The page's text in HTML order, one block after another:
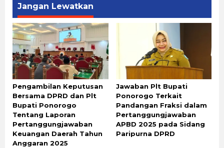
Jangan Lewatkan
Pengambilan Keputusan
Bersama DPRD dan Plt
Bupati Ponorogo
Tentang Laporan
Pertanggungjawaban
Keuangan Daerah Tahun
Anggaran 2025
Jawaban Plt Bupati
Ponorogo Terkait
Pandangan Fraksi dalam
Pertanggungjawaban
APBD 2025 pada Sidang
Paripurna DPRD